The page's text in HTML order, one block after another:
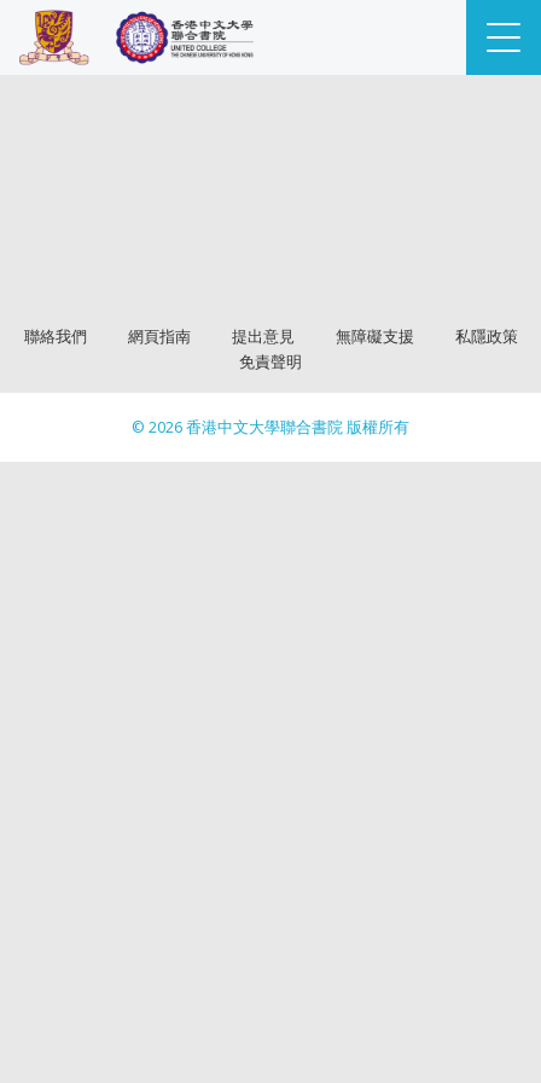
聯絡我們 網頁指南 提出意見 無障礙支援
私隱政策
免責聲明
© 2026 香港中文大學聯合書院 版權所有